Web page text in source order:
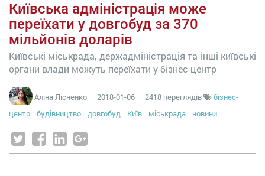
Київська адміністрація може
переїхати у довгобуд за 370
мільйонів доларів
Київські міськрада, держадміністрація та інші київські
органи влади можуть переїхати у бізнес-центр
Аліна Лісненко — 2018-01-06 — 2418 переглядів
бізнес-
центр
будівництво довгобуд Київ міськрада новини